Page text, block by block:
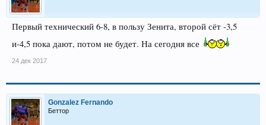
Первый технический 6-8, в пользу Зенита, второй сёт -3,5
и-4,5 пока дают, потом не будет. На сегодня все
24 дек 2017
Gonzalez Fernando
Беттор